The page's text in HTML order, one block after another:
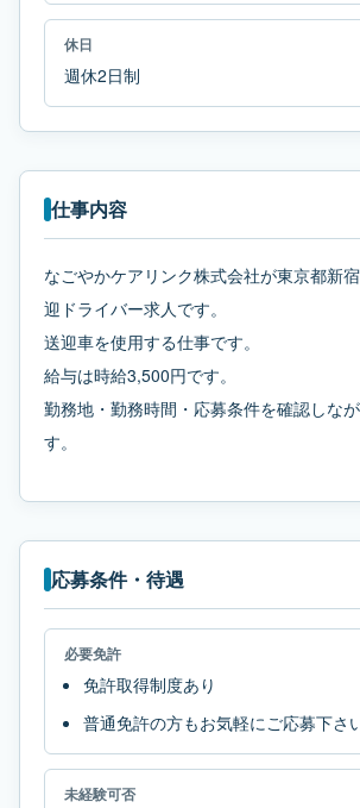
休日
週休2日制
仕事内容
なごやかケアリンク株式会社が東京都新
迎ドライバー求人です。
送迎車を使用する仕事です。
給与は時給3,500円です。
勤務地・勤務時間・応募条件を確認しな
す。
応募条件・待遇
必要免許
免許取得制度あり
普通免許の方もお気軽にご応募下さ
未経験可否